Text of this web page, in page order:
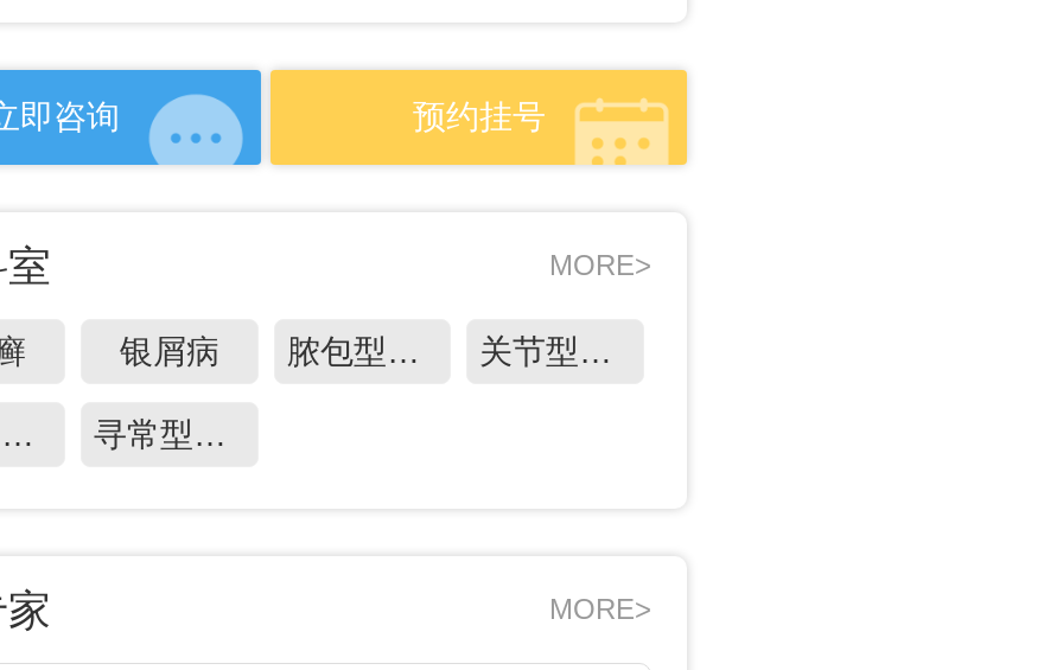
即咨询 预约挂号
MORE>
银屑病 脓包型牛皮癣 关节型牛皮癣
红皮病型牛皮癣 寻常型银屑病
MORE>